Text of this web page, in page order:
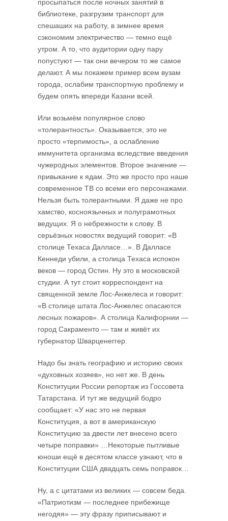
просыпаться после ночных занятий в
библиотеке, разгрузим транспорт для
спешаших на работу, в зимнее время
сэкономим электричество — темно ещё
утром. А то, что аудитории одну пару
попустуют — так они вечером то же самое
делают. А мы покажем пример всем вузам
города, ослабим транспортную проблему и
будем опять впереди Казани всей.
Или возьмём популярное слово
«толерантность». Оказывается, это не
просто «терпимость», а ослабление
иммунитета организма вследствие введения
чужеродных элементов. Второе значение —
привыкание к ядам. Это же просто про наше
современное ТВ со всеми его персонажами.
Нельзя быть толерантными. Я даже не про
хамство, косноязычных и полуграмотных
ведущих. Я о небрежности к слову. В
серьёзных новостях ведущий говорит: «В
столице Техаса Далласе…». В Далласе
Кеннеди убили, а столица Техаса испокон
веков — город Остин. Ну это в московской
студии. А тут стоит корреспондент на
священной земле Лос-Анжелеса и говорит:
«В столице штата Лос-Анжелес опасаются
лесных пожаров». А столица Калифорнии —
город Сакраменто — там и живёт их
губернатор Шварценеггер.
Надо бы знать географию и историю своих
«духовных хозяев», но нет же. В день
Конституции России репортаж из Госсовета
Татарстана. И тут же ведущий бодро
сообщает: «У нас это не первая
Конституция, а вот в американскую
Конституцию за двести лет внесено всего
четыре поправки» …Некоторые пытливые
юноши ещё в десятом классе узнают, что в
Конституции США двадцать семь поправок…
Ну, а с цитатами из великих — совсем беда.
«Патриотизм — последнее прибежище
негодяя» — эту фразу приписывают и